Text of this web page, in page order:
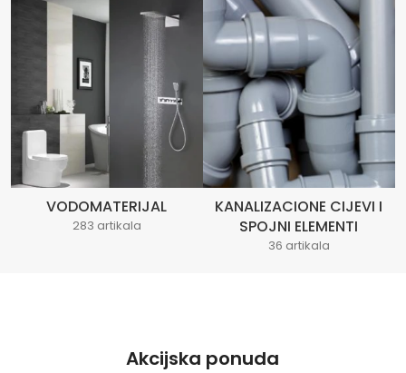
VODOMATERIJAL
283 artikala
KANALIZACIONE CIJEVI I
SPOJNI ELEMENTI
36 artikala
Akcijska ponuda